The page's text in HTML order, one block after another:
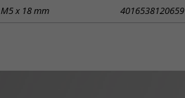
M5 x 18 mm 4016538120659